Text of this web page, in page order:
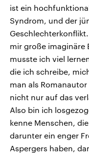
ist ein
Syndrom, und der
mir große imaginäre
musste ich viel
die ich schreibe,
man als
nicht nur auf das
Also bin ich
kenne Menschen,
darunter ein enger
Aspergers haben,